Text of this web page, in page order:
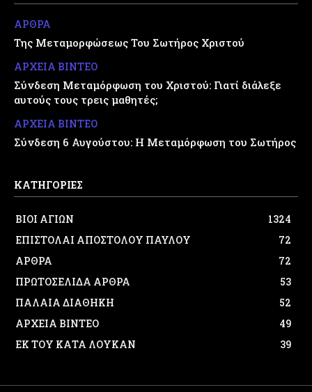
ΑΡΘΡΑ
Της Μεταμορφώσεως Του Σωτήρος Χριστού
ΑΡΧΕΙΑ ΒΙΝΤΕΟ
Σύνδεση Μεταμόρφωση του Χριστού: Γιατί διάλεξε
αυτούς τους τρεις μαθητές;
ΑΡΧΕΙΑ ΒΙΝΤΕΟ
Σύνδεση 6 Αυγούστου: Η Μεταμόρφωση του Σωτήρος
ΚΑΤΗΓΟΡΙΕΣ
ΒΙΟΙ ΑΓΙΩΝ
1324
ΕΠΙΣΤΟΛΑΙ ΑΠΟΣΤΟΛΟΥ ΠΑΥΛΟΥ
72
ΑΡΘΡΑ
72
ΠΡΩΤΟΣΕΛΙΔΑ ΑΡΘΡΑ
53
ΠΑΛΑΙΑ ΔΙΑΘΗΚΗ
52
ΑΡΧΕΙΑ ΒΙΝΤΕΟ
49
ΕΚ ΤΟΥ ΚΑΤΑ ΛΟΥΚΑΝ
39